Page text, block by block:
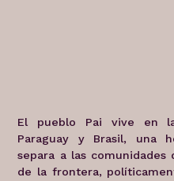
El pueblo Pai vive en
Paraguay y Brasil, una
separa a las
de la frontera,